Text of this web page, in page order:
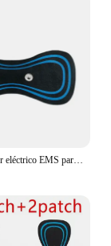
Mini masajeador eléctrico EMS para cuello, parche estimulador de espalda y cervicales, almohadilla de Gel portátil, pegatinas delgadas